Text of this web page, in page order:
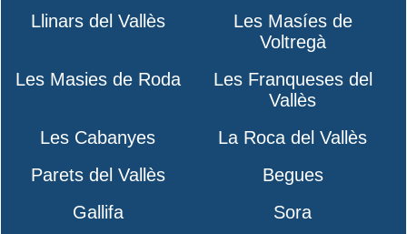
Llinars del Vallès
Les Masíes de
Voltregà
Les Masies de Roda
Les Franqueses del
Vallès
Les Cabanyes
La Roca del Vallès
Parets del Vallès
Begues
Gallifa
Sora